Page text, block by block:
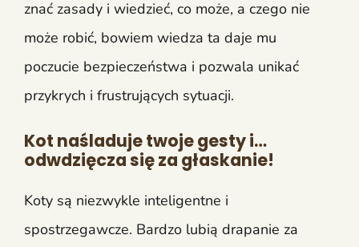
znać zasady i wiedzieć, co może, a czego nie
może robić, bowiem wiedza ta daje mu
poczucie bezpieczeństwa i pozwala unikać
przykrych i frustrujących sytuacji.
Kot naśladuje twoje gesty i…
odwdzięcza się za głaskanie!
Koty są niezwykle inteligentne i
spostrzegawcze. Bardzo lubią drapanie za